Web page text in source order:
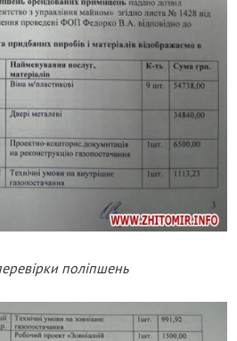
поліпшень